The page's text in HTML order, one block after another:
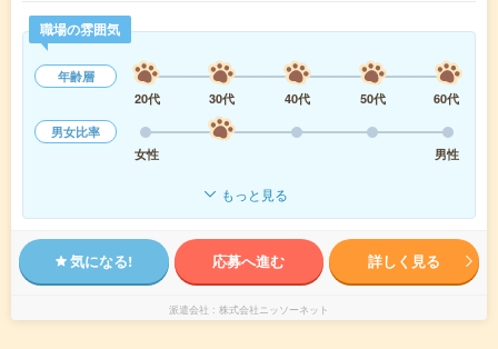
職場の雰囲気
年齢層
20代
30代 40代 50代
60代
男女比率
女性
男性
もっと見る
気になる! 応募へ進む 詳しく見る
派遣会社 株式会社ニッソーネット